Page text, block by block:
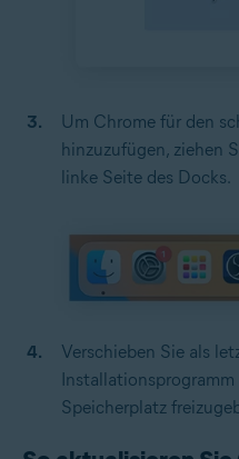
Um Chrome für den
hinzuzufügen, ziehen
linke Seite des Docks.
Verschieben Sie als
Installationsprogramm
Speicherplatz